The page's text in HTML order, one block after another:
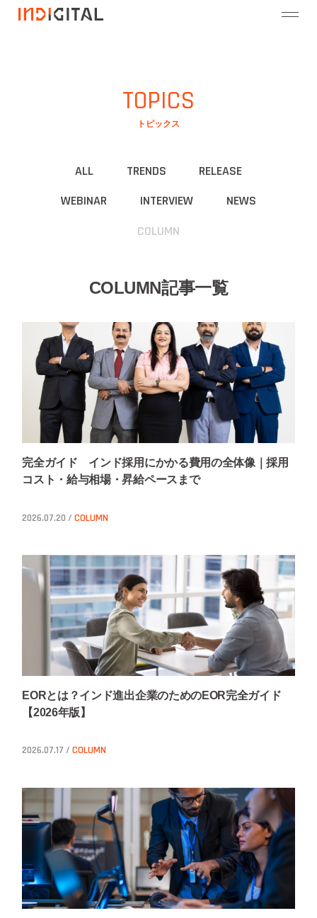
TOPICS
トピックス
ALL TRENDS
RELEASE
WEBINAR
INTERVIEW
NEWS
COLUMN
COLUMN記事一覧
完全ガイド インド採用にかかる費用の全体像｜採用
コスト・給与相場・昇給ペースまで
2026.07.20 /COLUMN
EORとは？インド進出企業のためのEOR完全ガイド
【2026年版】
2026.07.17 /COLUMN